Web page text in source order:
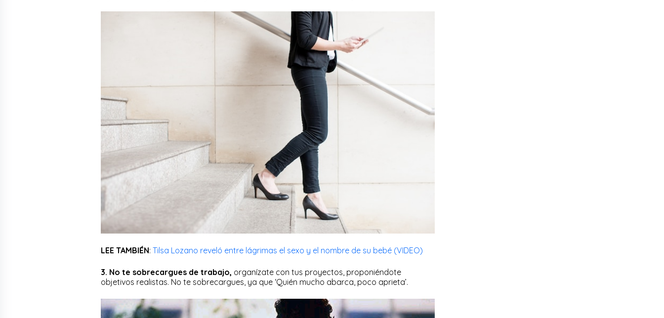
LEE TAMBIÉN: Tilsa Lozano reveló entre lágrimas el sexo y el nombre de su bebé (VIDEO)
3. No te sobrecargues de trabajo, organízate con tus proyectos, proponiéndote
objetivos realistas. No te sobrecargues, ya que ‘Quién mucho abarca, poco aprieta’.